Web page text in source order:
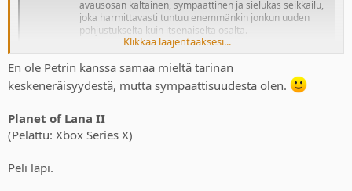
avausosan kaltainen, sympaattinen ja sielukas seikkailu,
joka harmittavasti tuntuu enemmänkin jonkun uuden
pohjustukselta kuin itsenäiseltä osalta.
www.konsolifin.net
Klikkaa laajentaaksesi...
En ole Petrin kanssa samaa mieltä tarinan
keskeneräisyydestä, mutta sympaattisuudesta olen.
Planet of Lana II
(Pelattu: Xbox Series X)
Peli läpi.